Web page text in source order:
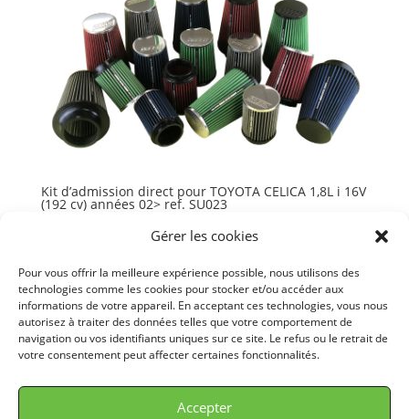
Gérer les cookies
Pour vous offrir la meilleure expérience possible, nous utilisons des
technologies comme les cookies pour stocker et/ou accéder aux
informations de votre appareil. En acceptant ces technologies, vous nous
autorisez à traiter des données telles que votre comportement de
navigation ou vos identifiants uniques sur ce site. Le refus ou le retrait de
votre consentement peut affecter certaines fonctionnalités.
Accepter
Kit d’admission direct pour TOYOTA CELICA 1,8L i 16V
(192 cv) années 02> ref. SU023
Ajouter au panier
© GREEN FILTER 2026. Tous droits réservés.